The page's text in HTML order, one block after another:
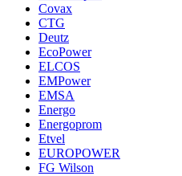
Covax
CTG
Deutz
EcoPower
ELCOS
EMPower
EMSA
Energo
Energoprom
Etvel
EUROPOWER
FG Wilson